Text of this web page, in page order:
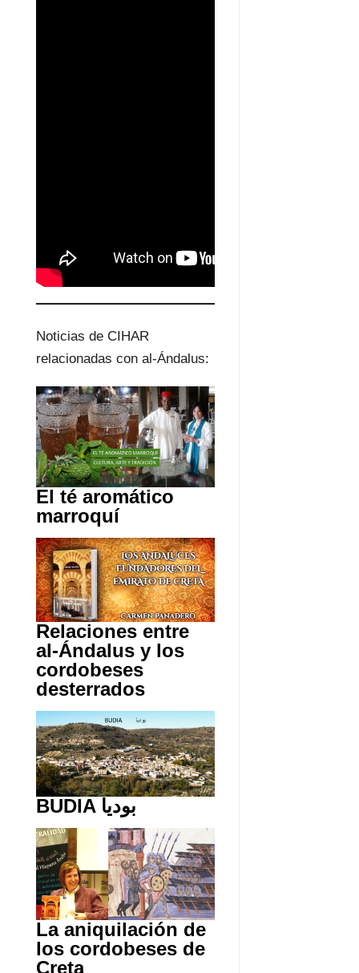
Noticias de CIHAR
relacionadas con al-Ándalus:
El té aromático
marroquí
Relaciones entre
al-Ándalus y los
cordobeses
desterrados
BUDIA بوديا
La aniquilación de
los cordobeses de
Creta